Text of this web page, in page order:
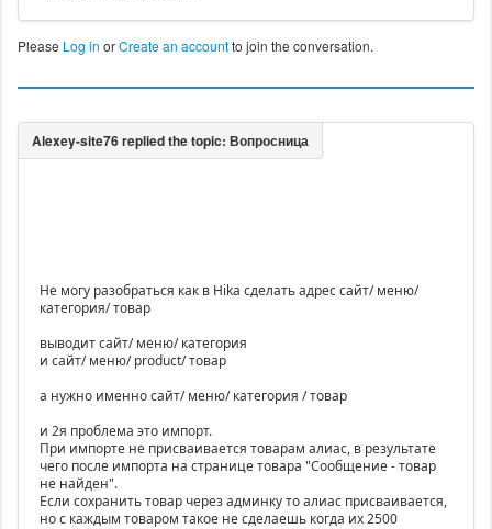
Please Log in orCreate an accountto join the conversation.
Не могу разобраться как в Hika сделать адрес сайт/ меню/
категория/ товар
выводит сайт/ меню/ категория
и сайт/ меню/ product/ товар
а нужно именно сайт/ меню/ категория / товар
и 2я проблема это импорт.
При импорте не присваивается товарам алиас, в результате
чего после импорта на странице товара "Сообщение - товар
не найден".
Если сохранить товар через админку то алиас присваивается,
но с каждым товаром такое не сделаешь когда их 2500